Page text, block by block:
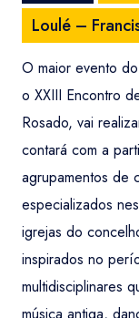
Loulé –
O maior evento
o XXIII Encontro
Rosado, vai
contará com a
agrupamentos de
especializados
igrejas do
inspirados no
multidisciplinares